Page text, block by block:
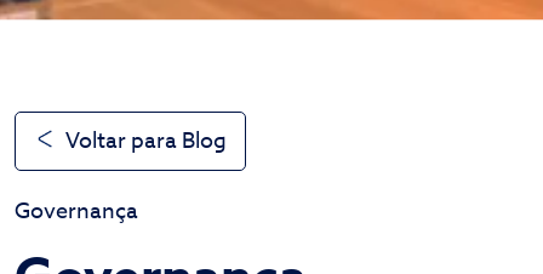
Voltar para Blog
Governança